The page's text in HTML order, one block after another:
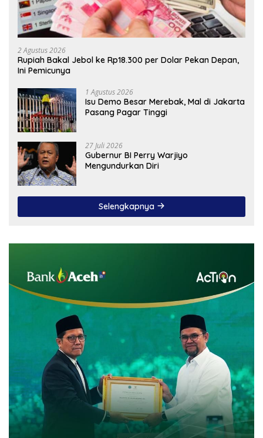
2 Agustus 2026
Rupiah Bakal Jebol ke Rp18.300 per Dolar Pekan Depan,
Ini Pemicunya
1 Agustus 2026
Isu Demo Besar Merebak, Mal di Jakarta
Pasang Pagar Tinggi
27 Juli 2026
Gubernur BI Perry Warjiyo
Mengundurkan Diri
Selengkapnya